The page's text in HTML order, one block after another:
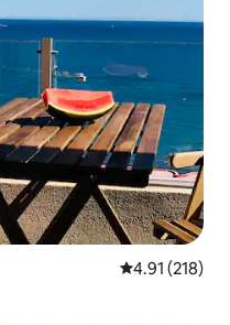
從 218 則評價
4.91 (218)